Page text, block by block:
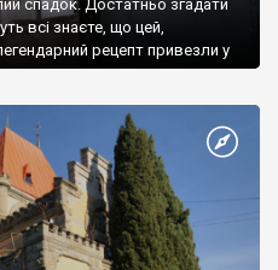
спадок. Достатньо згадати
всі знаєте, що цей,
рецепт привезли у